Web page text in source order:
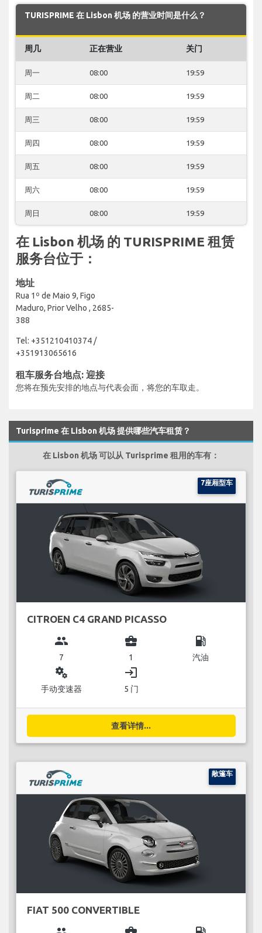
TURISPRIME 在 Lisbon 机场 的营业时间是什么？
周几 正在营业 关门
周一 08:00 19:59
周二 08:00 19:59
周三 08:00 19:59
周四 08:00 19:59
周五 08:00 19:59
周六 08:00 19:59
周日 08:00 19:59
在 Lisbon 机场 的 TURISPRIME 租赁
服务台位于：
地址
Rua 1º de Maio 9, Figo
Maduro, Prior Velho , 2685-
388
Tel: +351210410374 /
+351913065616
租车服务台地点: 迎接
您将在预先安排的地点与代表会面，将您的车取走。
Turisprime 在 Lisbon 机场 提供哪些汽车租赁？
在 Lisbon 机场 可以从 Turisprime 租用的车有：
7座厢型车
CITROEN C4 GRAND PICASSO
group
7
business_center
1
local_gas_station
汽油
miscellaneous_services
手动变速器
login
5 门
查看详情...
敞篷车
FIAT 500 CONVERTIBLE